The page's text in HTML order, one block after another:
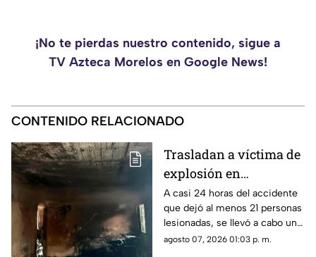
¡No te pierdas nuestro contenido, sigue a
TV Azteca Morelos en Google News!
CONTENIDO RELACIONADO
Trasladan a víctima de
explosión en
Cuernavaca a hospital
especializado
A casi 24 horas del accidente
que dejó al menos 21 personas
lesionadas, se llevó a cabo un
traslado aéreo de una de las
agosto 07, 2026 01:03 p. m.